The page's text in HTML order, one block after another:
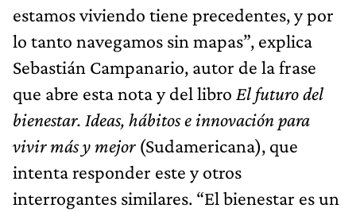
estamos viviendo tiene precedentes, y por
lo tanto navegamos sin mapas”, explica
Sebastián Campanario, autor de la frase
que abre esta nota y del libro El futuro del
bienestar. Ideas, hábitos e innovación para
vivir más y mejor(Sudamericana), que
intenta responder este y otros
interrogantes similares. “El bienestar es un